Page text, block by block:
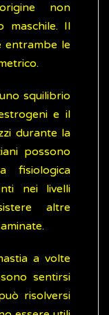
non
maschile. Il
entrambe le
squilibrio
e il
durante la
possono
fisiologica
nei livelli
altre
a volte
sentirsi
risolversi